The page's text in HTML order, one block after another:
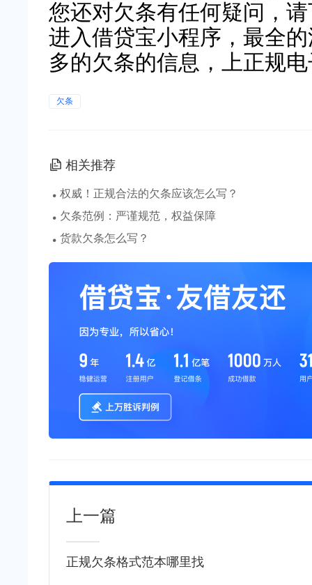
您还对欠条有任何疑问，
进入借贷宝小程序，最全
多的欠条的信息，上正规
欠条
相关推荐
· 权威！正规合法的欠条应该怎么写？
· 欠条范例：严谨规范，权益保障
· 货款欠条怎么写？
上一篇
正规欠条格式范本哪里找